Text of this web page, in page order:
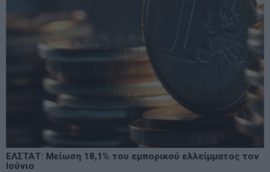
ΕΛΣΤΑΤ: Μείωση 18,1% του εμπορικού ελλείμματος τον
Ιούνιο